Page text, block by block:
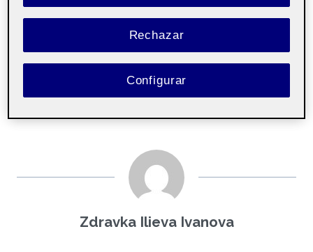
Fotografía y vídeo 20.647 .
own world whenever you want to (Woody Allen)
Entrega de la actividad PEC_01
Zdravka Ilieva Ivanova
Rechazar
Configurar